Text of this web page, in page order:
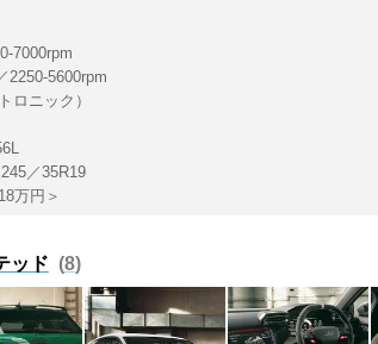
7000rpm
2250-5600rpm
ロニック）
／35R19
万円＞
ッド 8